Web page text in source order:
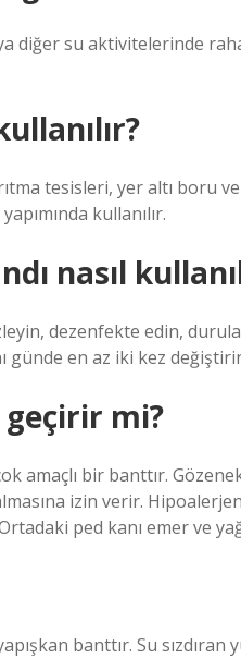
diğer su aktivitelerinde
tesisleri, yer altı boru
kullanılır.
nasıl
dezenfekte edin,
günde en az iki kez
geçirir mi?
amaçlı bir banttır.
izin verir.
ped kanı emer ve
banttır. Su sızdıran